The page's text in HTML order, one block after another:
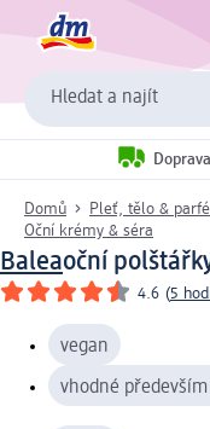
Hledat a najít
Domů Pleť, tělo &
Oční krémy & séra
Baleaoční
4.6 (5
vegan
vhodné